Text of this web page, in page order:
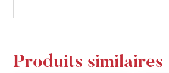
Produits similaires